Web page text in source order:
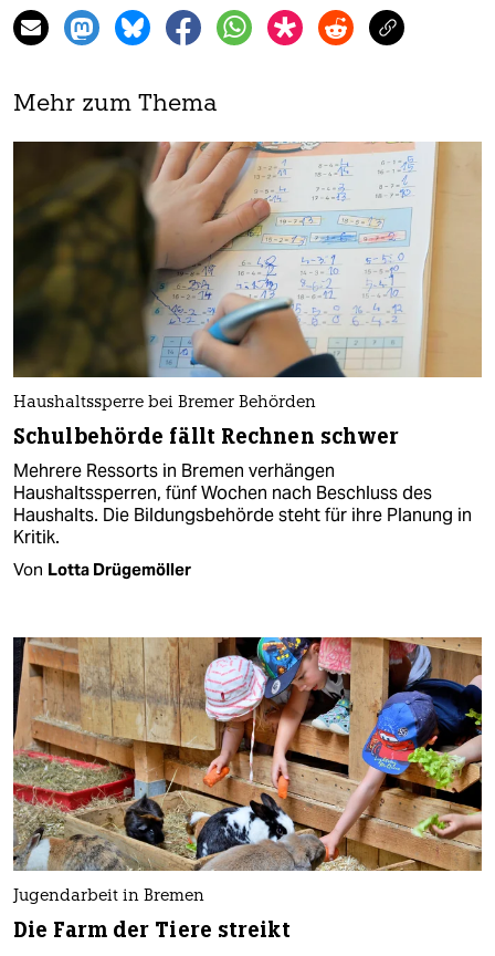
Mehr zum Thema
Haushaltssperre bei Bremer Behörden
Schulbehörde fällt Rechnen schwer
Mehrere Ressorts in Bremen verhängen
Haushaltssperren, fünf Wochen nach Beschluss des
Haushalts. Die Bildungsbehörde steht für ihre Planung in
Kritik.
Von Lotta Drügemöller
Jugendarbeit in Bremen
Die Farm der Tiere streikt